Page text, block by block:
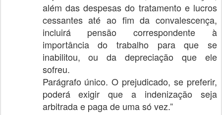
além das despesas do tratamento e lucros
cessantes até ao fim da convalescença,
incluirá pensão correspondente à
importância do trabalho para que se
inabilitou, ou da depreciação que ele
sofreu.
Parágrafo único. O prejudicado, se preferir,
poderá exigir que a indenização seja
arbitrada e paga de uma só vez.”